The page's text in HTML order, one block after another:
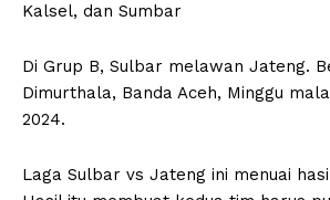
Kalsel, dan Sumbar
Di Grup B, Sulbar melawan Jateng.
Dimurthala, Banda Aceh, Minggu
2024.
Laga Sulbar vs Jateng ini menuai